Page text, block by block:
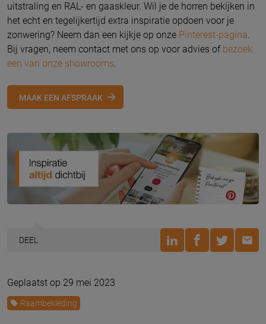
uitstraling en RAL- en gaaskleur. Wil je de horren bekijken in
het echt en tegelijkertijd extra inspiratie opdoen voor je
zonwering? Neem dan een kijkje op onze Pinterest-pagina.
Bij vragen, neem contact met ons op voor advies of bezoek
een van onze showrooms.
MAAK EEN AFSPRAAK
DEEL
Geplaatst op 29 mei 2023
Raambekleding